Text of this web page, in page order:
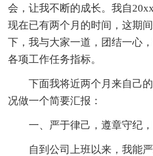
会，让我不断的成长。我自
现在已有两个月的时间，这期
下，我与大家一道，团结一心
各项工作任务指标。
下面我将近两个月来自己
况做一个简要汇报：
一、严于律己，遵章守纪，
自到公司上班以来，我能